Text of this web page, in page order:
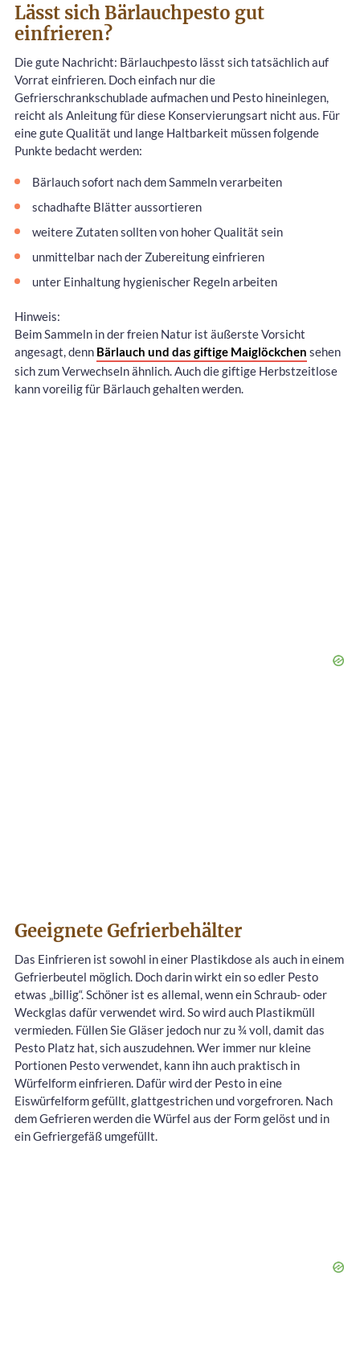
Lässt sich Bärlauchpesto gut
einfrieren?
Die gute Nachricht: Bärlauchpesto lässt sich tatsächlich auf
Vorrat einfrieren. Doch einfach nur die
Gefrierschrankschublade aufmachen und Pesto hineinlegen,
reicht als Anleitung für diese Konservierungsart nicht aus. Für
eine gute Qualität und lange Haltbarkeit müssen folgende
Punkte bedacht werden:
Bärlauch sofort nach dem Sammeln verarbeiten
schadhafte Blätter aussortieren
weitere Zutaten sollten von hoher Qualität sein
unmittelbar nach der Zubereitung einfrieren
unter Einhaltung hygienischer Regeln arbeiten
Hinweis:
Beim Sammeln in der freien Natur ist äußerste Vorsicht
angesagt, denn Bärlauch und das giftige Maiglöckchen sehen
sich zum Verwechseln ähnlich. Auch die giftige Herbstzeitlose
kann voreilig für Bärlauch gehalten werden.
Geeignete Gefrierbehälter
Das Einfrieren ist sowohl in einer Plastikdose als auch in einem
Gefrierbeutel möglich. Doch darin wirkt ein so edler Pesto
etwas „billig“. Schöner ist es allemal, wenn ein Schraub- oder
Weckglas dafür verwendet wird. So wird auch Plastikmüll
vermieden. Füllen Sie Gläser jedoch nur zu ¾ voll, damit das
Pesto Platz hat, sich auszudehnen. Wer immer nur kleine
Portionen Pesto verwendet, kann ihn auch praktisch in
Würfelform einfrieren. Dafür wird der Pesto in eine
Eiswürfelform gefüllt, glattgestrichen und vorgefroren. Nach
dem Gefrieren werden die Würfel aus der Form gelöst und in
ein Gefriergefäß umgefüllt.